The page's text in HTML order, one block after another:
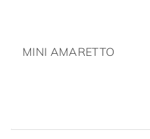
MINI AMARETTO